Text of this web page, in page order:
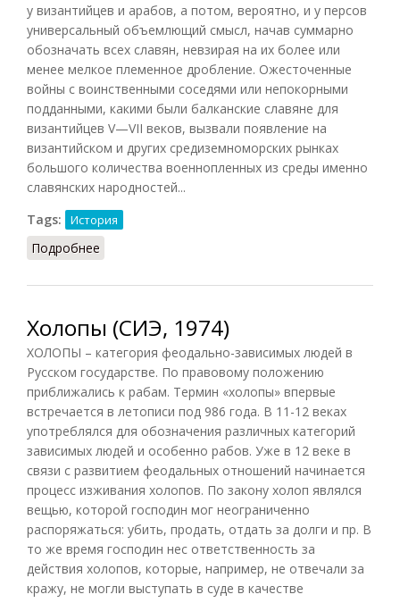
у византийцев и арабов, а потом, вероятно, и у персов
универсальный объемлющий смысл, начав суммарно
обозначать всех славян, невзирая на их более или
менее мелкое племенное дробление. Ожесточенные
войны с воинственными соседями или непокорными
подданными, какими были балканские славяне для
византийцев V—VII веков, вызвали появление на
византийском и других средиземноморских рынках
большого количества военнопленных из среды именно
славянских народностей...
Tags:
История
Подробнее
Холопы (СИЭ, 1974)
ХОЛОПЫ – категория феодально-зависимых людей в
Русском государстве. По правовому положению
приближались к рабам. Термин «холопы» впервые
встречается в летописи под 986 года. В 11-12 веках
употреблялся для обозначения различных категорий
зависимых людей и особенно рабов. Уже в 12 веке в
связи с развитием феодальных отношений начинается
процесс изживания холопов. По закону холоп являлся
вещью, которой господин мог неограниченно
распоряжаться: убить, продать, отдать за долги и пр. В
то же время господин нес ответственность за
действия холопов, которые, например, не отвечали за
кражу, не могли выступать в суде в качестве